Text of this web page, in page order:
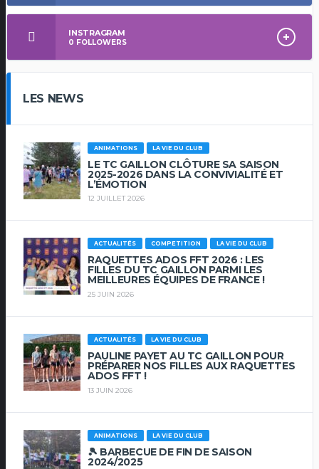
INSTRAGRAM
0 FOLLOWERS
LES NEWS
ANIMATIONS LA VIE DU CLUB
LE TC GAILLON CLÔTURE SA SAISON
2025-2026 DANS LA CONVIVIALITÉ ET
L’ÉMOTION
12 JUILLET 2026
ACTUALITÉS COMPETITION LA VIE DU CLUB
RAQUETTES ADOS FFT 2026 : LES
FILLES DU TC GAILLON PARMI LES
MEILLEURES ÉQUIPES DE FRANCE !
25 JUIN 2026
ACTUALITÉS LA VIE DU CLUB
PAULINE PAYET AU TC GAILLON POUR
PRÉPARER NOS FILLES AUX RAQUETTES
ADOS FFT !
13 JUIN 2026
ANIMATIONS LA VIE DU CLUB
🎾 BARBECUE DE FIN DE SAISON
2024/2025